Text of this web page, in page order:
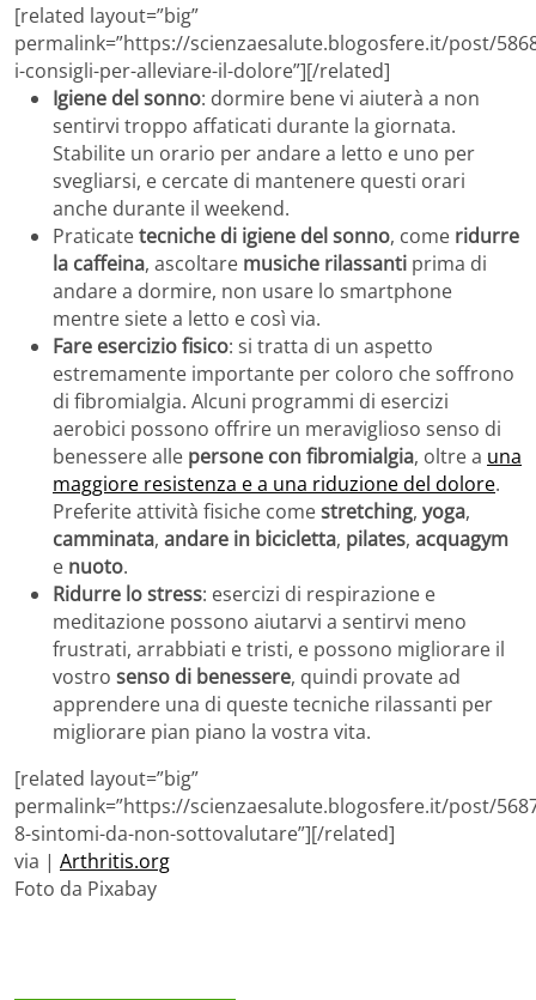
[related layout=”big”
permalink=”https://scienzaesalute.blogosfere.it/post/
i-consigli-per-alleviare-il-dolore”][/related]
Igiene del sonno: dormire bene vi aiuterà a non
sentirvi troppo affaticati durante la giornata.
Stabilite un orario per andare a letto e uno per
svegliarsi, e cercate di mantenere questi orari
anche durante il weekend.
Praticatetecniche di igiene del sonno, come ridurre
la caffeina, ascoltare musiche rilassanti prima di
andare a dormire, non usare lo smartphone
mentre siete a letto e così via.
Fare esercizio fisico: si tratta di un aspetto
estremamente importante per coloro che soffrono
di fibromialgia. Alcuni programmi di esercizi
aerobici possono offrire un meraviglioso senso di
benessere alle persone con fibromialgia, oltre a una
maggiore resistenza e a una riduzione del dolore.
Preferite attività fisiche comestretching, yoga,
camminata, andare in bicicletta, pilates, acquagym
e nuoto.
Ridurre lo stress: esercizi di respirazione e
meditazione possono aiutarvi a sentirvi meno
frustrati, arrabbiati e tristi, e possono migliorare il
vostro senso di benessere, quindi provate ad
apprendere una di queste tecniche rilassanti per
migliorare pian piano la vostra vita.
[related layout=”big”
permalink=”https://scienzaesalute.blogosfere.it/post/
8-sintomi-da-non-sottovalutare”][/related]
via | Arthritis.org
Foto da Pixabay